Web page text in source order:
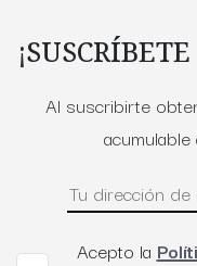
Al suscribirte
Acepto la